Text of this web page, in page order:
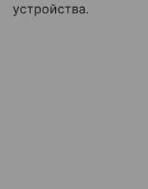
устройства.